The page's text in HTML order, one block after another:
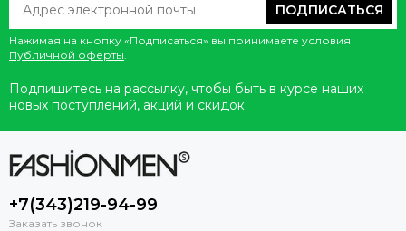
ПОДПИСАТЬСЯ
Нажимая на кнопку «Подписаться» вы принимаете условия
Публичной оферты
Подпишитесь на рассылку, чтобы быть в курсе наших
новых поступлений, акций и скидок.
+7(343)219-94-99
Заказать звонок